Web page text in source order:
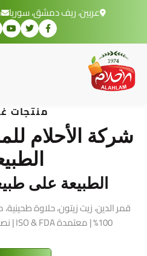
عربين، ريف دمشق، سوريا
منتجات
شركة الأحلام
الطبيعة على
قمر الدين، زيت زيتون، حلاوة
100% | معتمدة ISO & FDA | نصدر لأوروبا والخليج وأمريكا